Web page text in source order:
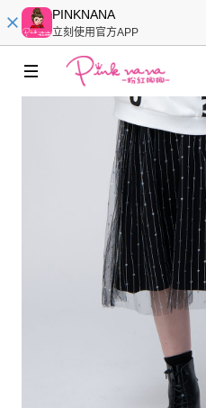
PINKNANA
立刻使用官方APP